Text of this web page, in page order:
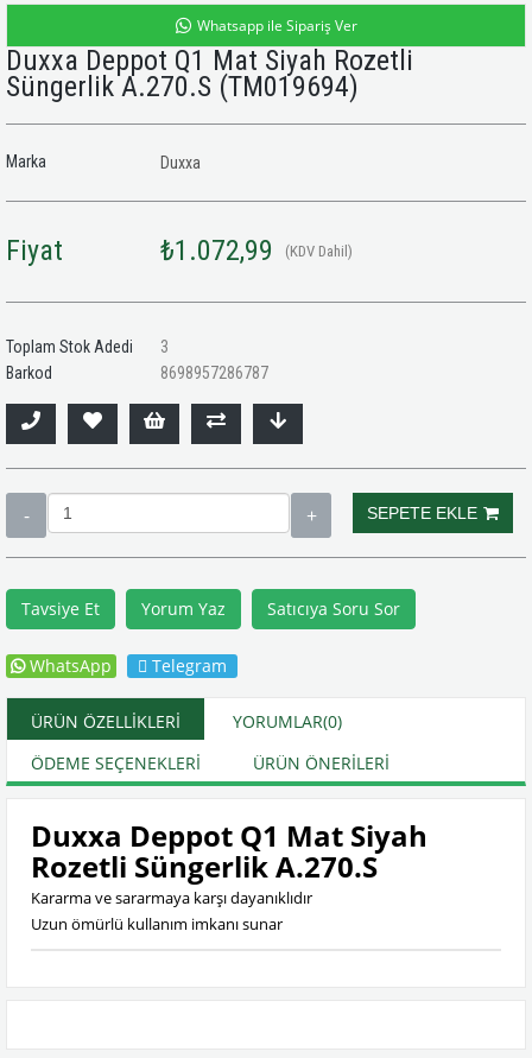
Whatsapp ile Sipariş Ver
Duxxa Deppot Q1 Mat Siyah Rozetli
Süngerlik A.270.S (TM019694)
Marka Duxxa
Fiyat ₺1.072,99 (KDV Dahil)
Toplam Stok Adedi
3
Barkod
8698957286787
Tavsiye Et Yorum Yaz Satıcıya Soru Sor
WhatsApp Telegram
ÜRÜN ÖZELLIKLERI YORUMLAR(0)
ÖDEME SEÇENEKLERI
ÜRÜN ÖNERILERI
Duxxa Deppot Q1 Mat Siyah
Rozetli Süngerlik A.270.S
Kararma ve sararmaya karşı dayanıklıdır
Uzun ömürlü kullanım imkanı sunar